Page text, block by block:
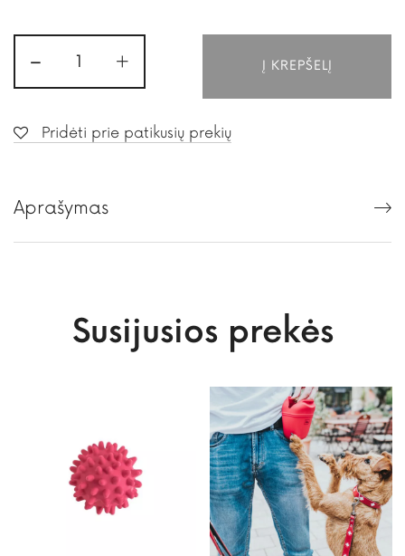
- + Į KREPŠELĮ
Pridėti prie patikusių prekių
Aprašymas
Susijusios prekės